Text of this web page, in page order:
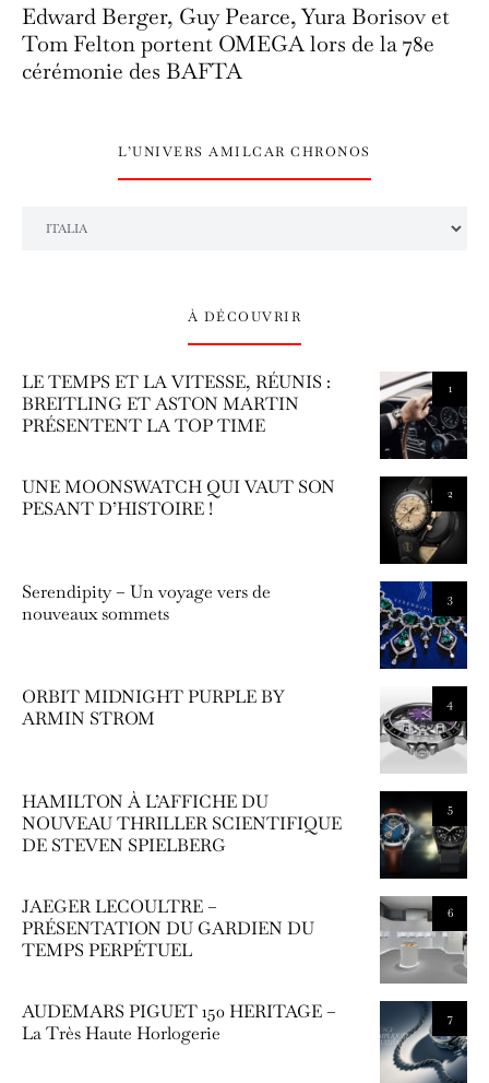
Edward Berger, Guy Pearce, Yura Borisov et
Tom Felton portent OMEGA lors de la 78e
cérémonie des BAFTA
L’UNIVERS AMILCAR CHRONOS
À DÉCOUVRIR
1
LE TEMPS ET LA VITESSE, RÉUNIS :
BREITLING ET ASTON MARTIN
PRÉSENTENT LA TOP TIME
2
UNE MOONSWATCH QUI VAUT SON
PESANT D’HISTOIRE !
3
Serendipity – Un voyage vers de
nouveaux sommets
4
ORBIT MIDNIGHT PURPLE BY
ARMIN STROM
5
HAMILTON À L’AFFICHE DU
NOUVEAU THRILLER SCIENTIFIQUE
DE STEVEN SPIELBERG
6
JAEGER LECOULTRE –
PRÉSENTATION DU GARDIEN DU
TEMPS PERPÉTUEL
7
AUDEMARS PIGUET 150 HERITAGE –
La Très Haute Horlogerie